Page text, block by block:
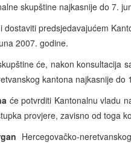
skupštine najkasnije do 7.
predsjedavajućem
2007. godine.
će, nakon konsultacija
kantona najkasnije do
će potvrditi Kantonalnu vladu
provjere, zavisno od toga
Hercegovačko-